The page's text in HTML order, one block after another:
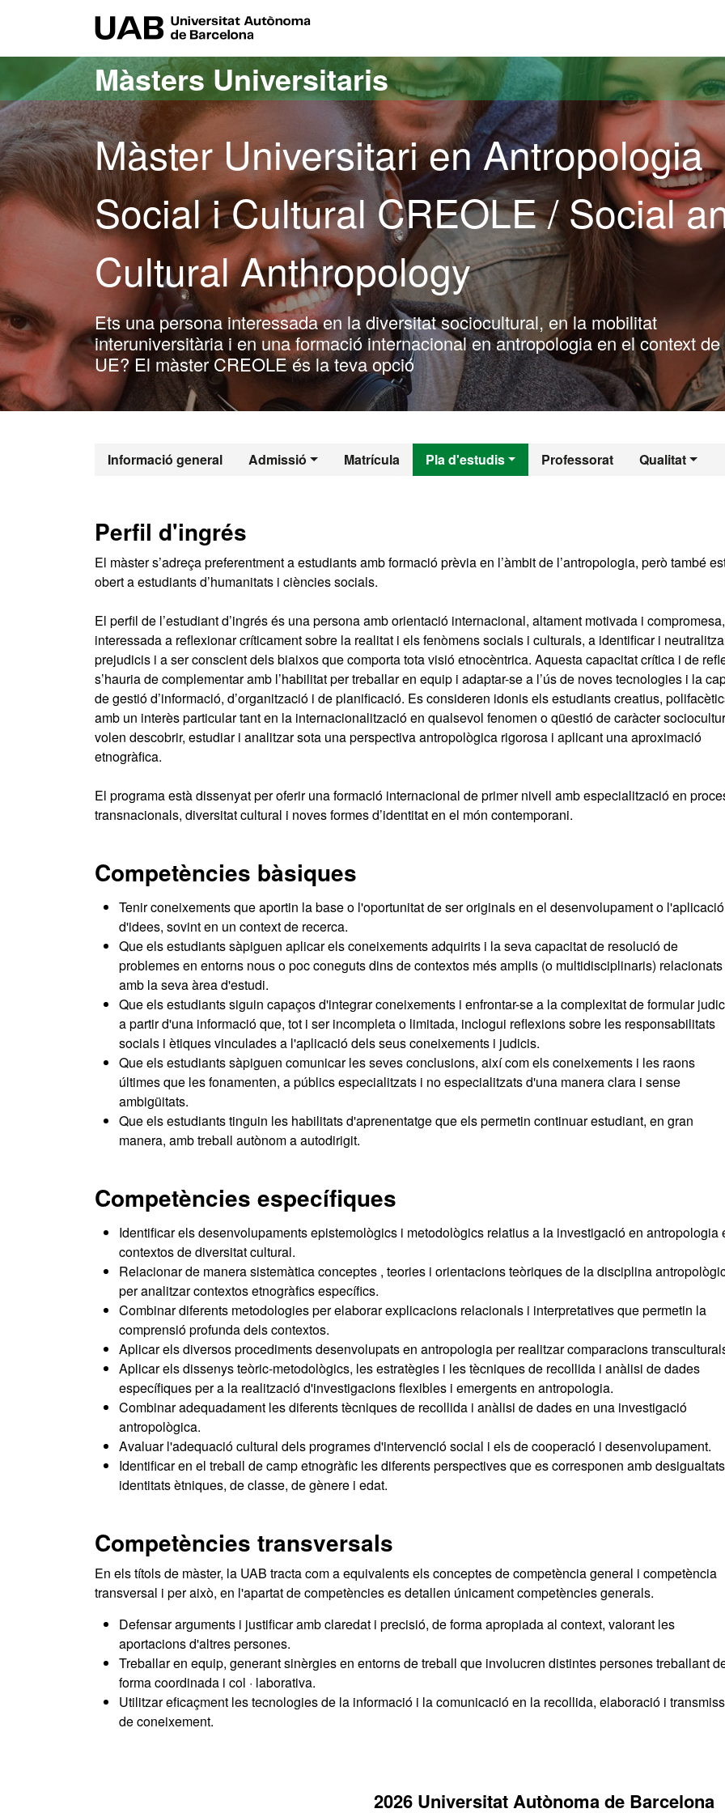
Màsters Universitaris
Màster Universitari en Antropologia
Social i Cultural CREOLE / Social
Cultural Anthropology
Ets una persona interessada en la diversitat sociocultural, en la mobilitat
interuniversitària i en una formació internacional en antropologia en el context de
UE? El màster CREOLE és la teva opció
Informació general Admissió Matrícula Pla d'estudis Professorat Qualitat
Màster Oficial - Antropologia
Perfil d'ingrés
El màster s’adreça preferentment a estudiants amb formació prèvia en l’àmbit de l’antropologia, però també
obert a estudiants d’humanitats i ciències socials.
El perfil de l’estudiant d’ingrés és una persona amb orientació internacional, altament motivada i compromesa,
interessada a reflexionar críticament sobre la realitat i els fenòmens socials i culturals, a identificar i
prejudicis i a ser conscient dels biaixos que comporta tota visió etnocèntrica. Aquesta capacitat crítica i de
s’hauria de complementar amb l’habilitat per treballar en equip i adaptar-se a l’ús de noves tecnologies i la
de gestió d’informació, d’organització i de planificació. Es consideren idonis els estudiants creatius,
amb un interès particular tant en la internacionalització en qualsevol fenomen o qüestió de caràcter
volen descobrir, estudiar i analitzar sota una perspectiva antropològica rigorosa i aplicant una aproximació
etnogràfica.
El programa està dissenyat per oferir una formació internacional de primer nivell amb especialització en
transnacionals, diversitat cultural i noves formes d’identitat en el món contemporani.
Competències bàsiques
Tenir coneixements que aportin la base o l'oportunitat de ser originals en el desenvolupament o l'aplicació
d'idees, sovint en un context de recerca.
Que els estudiants sàpiguen aplicar els coneixements adquirits i la seva capacitat de resolució de
problemes en entorns nous o poc coneguts dins de contextos més amplis (o multidisciplinaris) relacionats
amb la seva àrea d'estudi.
Que els estudiants siguin capaços d'integrar coneixements i enfrontar-se a la complexitat de formular
a partir d'una informació que, tot i ser incompleta o limitada, inclogui reflexions sobre les responsabilitats
socials i ètiques vinculades a l'aplicació dels seus coneixements i judicis.
Que els estudiants sàpiguen comunicar les seves conclusions, així com els coneixements i les raons
últimes que les fonamenten, a públics especialitzats i no especialitzats d'una manera clara i sense
ambigüitats.
Que els estudiants tinguin les habilitats d'aprenentatge que els permetin continuar estudiant, en gran
manera, amb treball autònom a autodirigit.
Competències específiques
Identificar els desenvolupaments epistemològics i metodològics relatius a la investigació en antropologia
contextos de diversitat cultural.
Relacionar de manera sistemàtica conceptes , teories i orientacions teòriques de la disciplina
per analitzar contextos etnogràfics específics.
Combinar diferents metodologies per elaborar explicacions relacionals i interpretatives que permetin la
comprensió profunda dels contextos.
Aplicar els diversos procediments desenvolupats en antropologia per realitzar comparacions
Aplicar els dissenys teòric-metodològics, les estratègies i les tècniques de recollida i anàlisi de dades
específiques per a la realització d'investigacions flexibles i emergents en antropologia.
Combinar adequadament les diferents tècniques de recollida i anàlisi de dades en una investigació
antropològica.
Avaluar l'adequació cultural dels programes d'intervenció social i els de cooperació i desenvolupament.
Identificar en el treball de camp etnogràfic les diferents perspectives que es corresponen amb
identitats ètniques, de classe, de gènere i edat.
Competències transversals
En els títols de màster, la UAB tracta com a equivalents els conceptes de competència general i competència
transversal i per això, en l'apartat de competències es detallen únicament competències generals.
Defensar arguments i justificar amb claredat i precisió, de forma apropiada al context, valorant les
aportacions d'altres persones.
Treballar en equip, generant sinèrgies en entorns de treball que involucren distintes persones treballant
forma coordinada i col · laborativa.
Utilitzar eficaçment les tecnologies de la informació i la comunicació en la recollida, elaboració i
de coneixement.
2026 Universitat Autònoma de Barcelona